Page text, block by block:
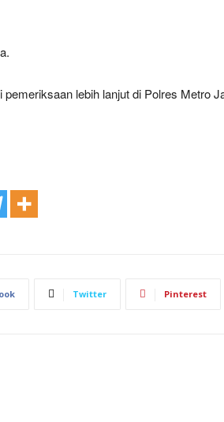
lebih lanjut di Polres Metro
Twitter Pinterest